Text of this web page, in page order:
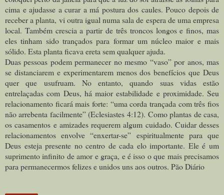
cima e ajudasse a curar a má postura dos caules. Pouco depois de
receber a planta, vi outra igual numa sala de espera de uma empresa
local. Também crescia a partir de três troncos longos e finos, mas
eles tinham sido trançados para formar um núcleo maior e mais
sólido. Esta planta ficava ereta sem qualquer ajuda.
Duas pessoas podem permanecer no mesmo “vaso” por anos, mas
se distanciarem e experimentarem menos dos benefícios que Deus
quer que usufruam. No entanto, quando suas vidas estão
entrelaçadas com Deus, há maior estabilidade e proximidade. Seu
relacionamento ficará mais forte: “uma corda trançada com três fios
não arrebenta facilmente” (Eclesiastes 4:12). Como plantas de casa,
os casamentos e amizades requerem algum cuidado. Cuidar desses
relacionamentos envolve “enxertar-se” espiritualmente para que
Deus esteja presente no centro de cada elo importante. Ele é um
suprimento infinito de amor e graça, e é isso o que mais precisamos
para permanecermos felizes e unidos uns aos outros. Pão Diário